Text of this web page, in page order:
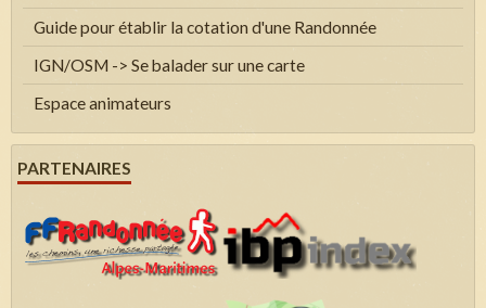
Guide pour établir la cotation d'une Randonnée
IGN/OSM -> Se balader sur une carte
Espace animateurs
PARTENAIRES